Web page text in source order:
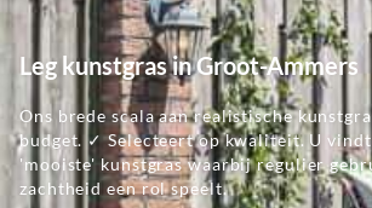
Leg kunstgras in Groot-Ammers
Ons brede scala aan realistische
budget. ✓ Selecteert op kwaliteit. U
'mooiste' kunstgras waarbij regulier
zachtheid een rol speelt.